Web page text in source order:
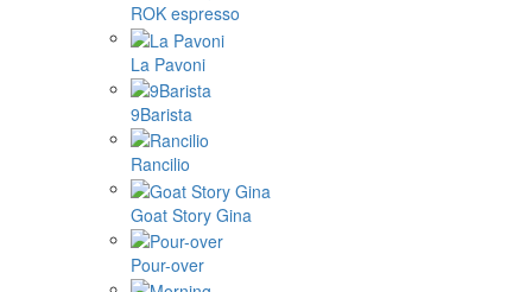
ROK espresso
La Pavoni
9Barista
Rancilio
Goat Story Gina
Pour-over